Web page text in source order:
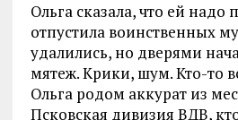
Ольга сказала, что ей надо
отпустила воинственных
удалились, но дверями
мятеж. Крики, шум. Кто-то
Ольга родом аккурат из
Псковская дивизия ВДВ,